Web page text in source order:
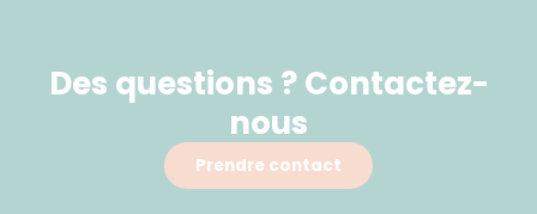
Des questions ? Contactez-
nous
Prendre contact